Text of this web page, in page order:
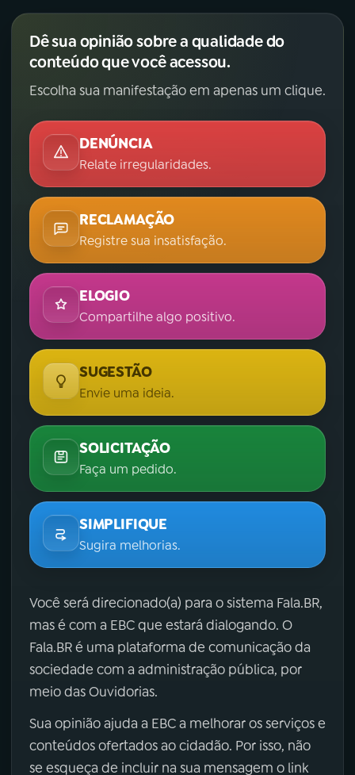
TikTok
Dê sua opinião sobre a qualidade do
conteúdo que você acessou.
Escolha sua manifestação em apenas um clique.
DENÚNCIA
Relate irregularidades.
RECLAMAÇÃO
Registre sua insatisfação.
ELOGIO
Compartilhe algo positivo.
SUGESTÃO
Envie uma ideia.
SOLICITAÇÃO
Faça um pedido.
SIMPLIFIQUE
Sugira melhorias.
Você será direcionado(a) para o sistema Fala.BR,
mas é com a EBC que estará dialogando. O
Fala.BR é uma plataforma de comunicação da
sociedade com a administração pública, por
meio das Ouvidorias.
Sua opinião ajuda a EBC a melhorar os serviços e
conteúdos ofertados ao cidadão. Por isso, não
se esqueça de incluir na sua mensagem o link